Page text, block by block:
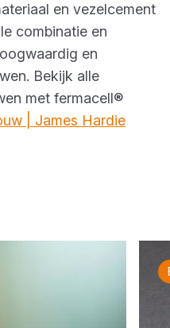
en vezelcement
combinatie en
en
Bekijk alle
met fermacell®
| James Hardie